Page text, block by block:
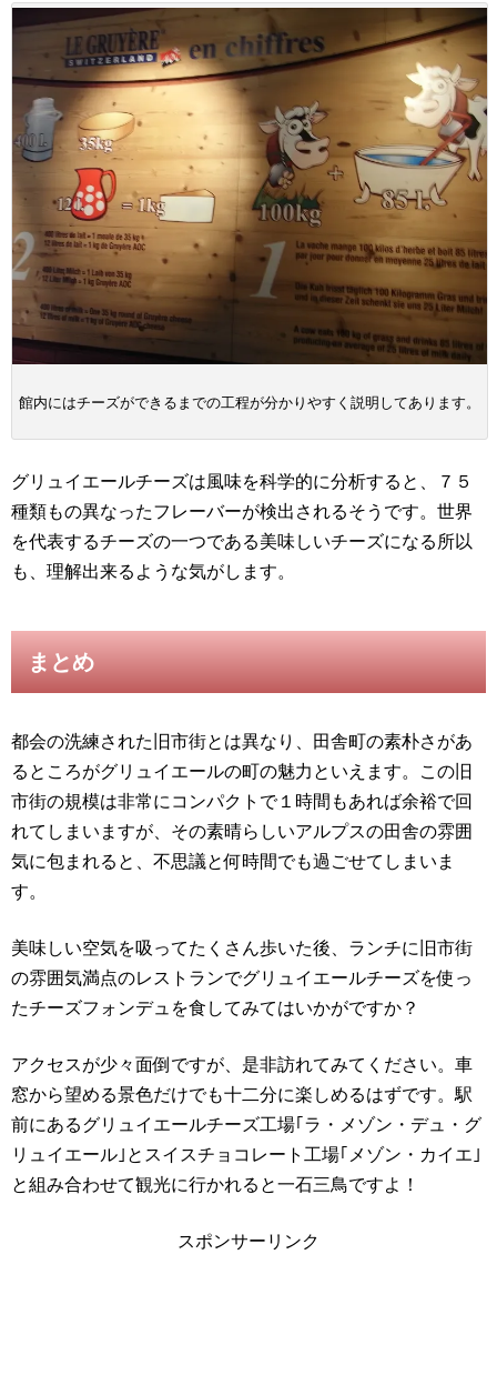
館内にはチーズができるまでの工程が分かりやすく説明してあります。
グリュイエールチーズは風味を科学的に分析すると、７５
種類もの異なったフレーバーが検出されるそうです。世界
を代表するチーズの一つである美味しいチーズになる所以
も、理解出来るような気がします。
まとめ
都会の洗練された旧市街とは異なり、田舎町の素朴さがあ
るところがグリュイエールの町の魅力といえます。この旧
市街の規模は非常にコンパクトで１時間もあれば余裕で回
れてしまいますが、その素晴らしいアルプスの田舎の雰囲
気に包まれると、不思議と何時間でも過ごせてしまいま
す。
美味しい空気を吸ってたくさん歩いた後、ランチに旧市街
の雰囲気満点のレストランでグリュイエールチーズを使っ
たチーズフォンデュを食してみてはいかがですか？
アクセスが少々面倒ですが、是非訪れてみてください。車
窓から望める景色だけでも十二分に楽しめるはずです。駅
前にあるグリュイエールチーズ工場｢ラ・メゾン・デュ・グ
リュイエール｣とスイスチョコレート工場｢メゾン・カイエ｣
と組み合わせて観光に行かれると一石三鳥ですよ！
スポンサーリンク